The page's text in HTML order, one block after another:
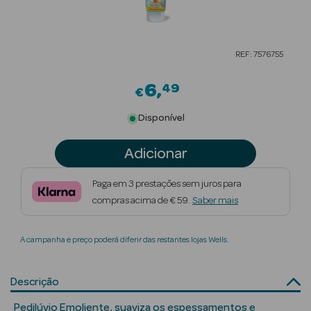
Beauty Season
Maquilhagem
Beauty Season
REF: 7576755
€6 49
Disponível
Adicionar
Paga em 3 prestações sem juros para
compras acima de € 59. Saber mais
A campanha e preço poderá diferir das restantes lojas Wells.
Descrição
Pedilúvio Emoliente, suaviza os espessamentos e